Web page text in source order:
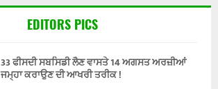
EDITORS PICS
33 ਫੀਸਦੀ ਸਬਸਿਡੀ ਲੈਣ ਵਾਸਤੇ 14 ਅਗਸਤ ਅਰਜ਼ੀਆਂ
ਜਮ੍ਹਾ ਕਰਾਉਣ ਦੀ ਆਖਰੀ ਤਰੀਕ !